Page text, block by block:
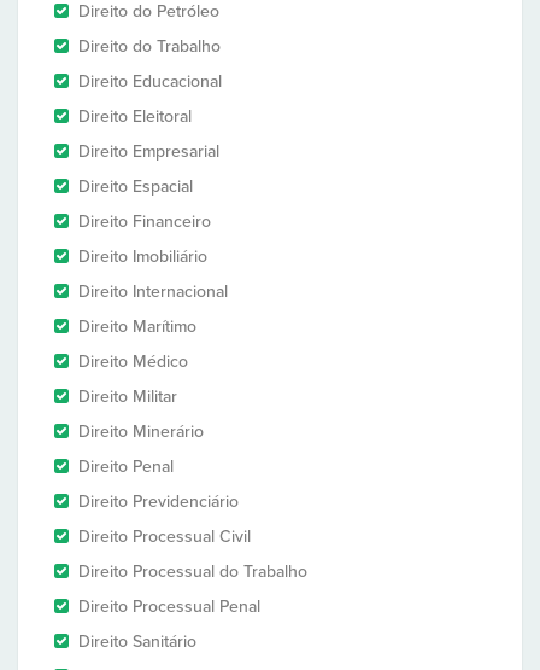
Direito do Petróleo
Direito do Trabalho
Direito Educacional
Direito Eleitoral
Direito Empresarial
Direito Espacial
Direito Financeiro
Direito Imobiliário
Direito Internacional
Direito Marítimo
Direito Médico
Direito Militar
Direito Minerário
Direito Penal
Direito Previdenciário
Direito Processual Civil
Direito Processual do Trabalho
Direito Processual Penal
Direito Sanitário